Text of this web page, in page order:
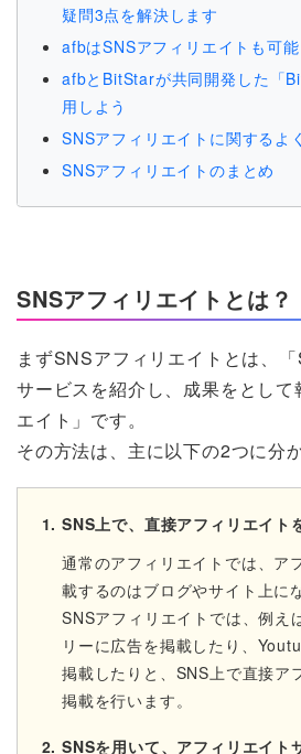
疑問3点を解決します
afbはSNSアフィリエイトも可能
afbとBitStarが共同開発した「
用しよう
SNSアフィリエイトに関するよ
SNSアフィリエイトのまとめ
SNSアフィリエイトとは？
まずSNSアフィリエイトとは、
サービスを紹介し、成果をとして
エイト」です。
その方法は、主に以下の2つに分
SNS上で、直接アフィリエイト
通常のアフィリエイトでは、ア
載するのはブログやサイト上に
SNSアフィリエイトでは、例
リーに広告を掲載したり、
掲載したりと、SNS上で直接ア
掲載を行います。
SNSを用いて、アフィリエイト